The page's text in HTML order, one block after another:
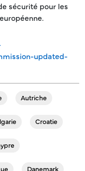
sécurité pour les
updated-
Autriche
Croatie
Danemark